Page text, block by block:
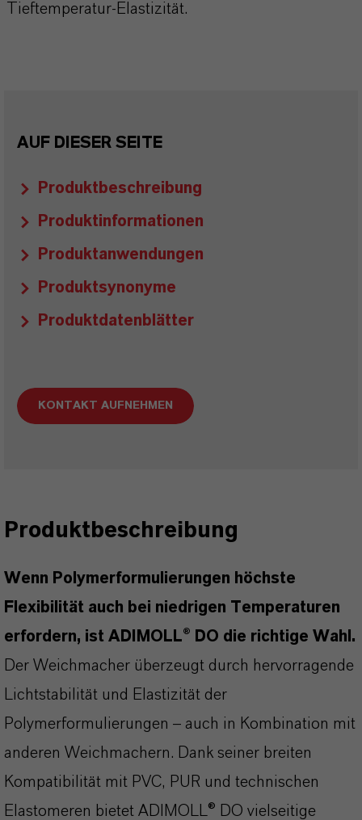
Tieftemperatur-Elastizität.
AUF DIESER SEITE
Produktbeschreibung
Produktinformationen
Produktanwendungen
Produktsynonyme
Produktdatenblätter
KONTAKT AUFNEHMEN
Produktbeschreibung
Wenn Polymerformulierungen höchste
Flexibilität auch bei niedrigen Temperaturen
erfordern, ist ADIMOLL® DO die richtige Wahl.
Der Weichmacher überzeugt durch hervorragende
Lichtstabilität und Elastizität der
Polymerformulierungen – auch in Kombination mit
anderen Weichmachern. Dank seiner breiten
Kompatibilität mit PVC, PUR und technischen
Elastomeren bietet ADIMOLL® DO vielseitige